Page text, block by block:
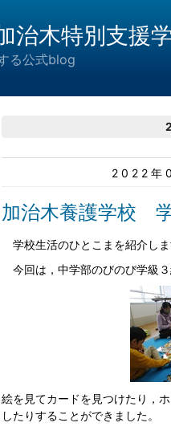
治木特別支援
る公式blog
2022年
加治木養護学校
学校生活のひとこまを紹介しま
今回は，中学部のびのび学級３
絵を見てカードを見つけたり，
したりすることができました。